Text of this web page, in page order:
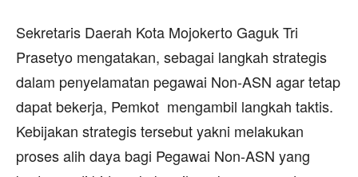
Sekretaris Daerah Kota Mojokerto Gaguk Tri
Prasetyo mengatakan, sebagai langkah strategis
dalam penyelamatan pegawai Non-ASN agar tetap
dapat bekerja, Pemkot mengambil langkah taktis.
Kebijakan strategis tersebut yakni melakukan
proses alih daya bagi Pegawai Non-ASN yang